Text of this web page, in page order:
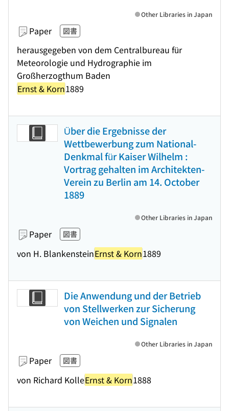
Paper 図書
herausgegeben von dem Centralbureau für
Meteorologie und Hydrographie im
Großherzogthum Baden
Ernst & Korn1889
Other Libraries in Japan
Über die Ergebnisse der
Wettbewerbung zum National-
Denkmal für Kaiser Wilhelm :
Vortrag gehalten im Architekten-
Verein zu Berlin am 14. October
1889
Paper 図書
von H. BlankensteinErnst & Korn1889
Other Libraries in Japan
Die Anwendung und der Betrieb
von Stellwerken zur Sicherung
von Weichen und Signalen
Paper 図書
von Richard KolleErnst & Korn1888
Other Libraries in Japan